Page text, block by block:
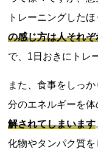
トレーニングした
の感じ方は人それぞ
で、1日おきにトレ
また、食事をしっ
分のエネルギーを
解されてしまいます
化物やタンパク質